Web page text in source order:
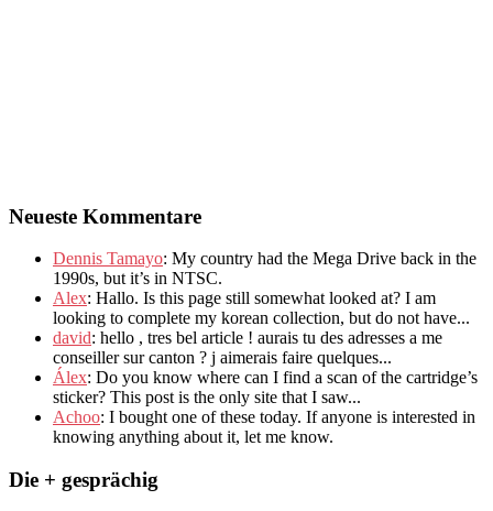
Neueste Kommentare
Dennis Tamayo: My country had the Mega Drive back in the
1990s, but it’s in NTSC.
Alex: Hallo. Is this page still somewhat looked at? I am
looking to complete my korean collection, but do not have...
david: hello , tres bel article ! aurais tu des adresses a me
conseiller sur canton ? j aimerais faire quelques...
Álex: Do you know where can I find a scan of the cartridge’s
sticker? This post is the only site that I saw...
Achoo: I bought one of these today. If anyone is interested in
knowing anything about it, let me know.
Die + gesprächig